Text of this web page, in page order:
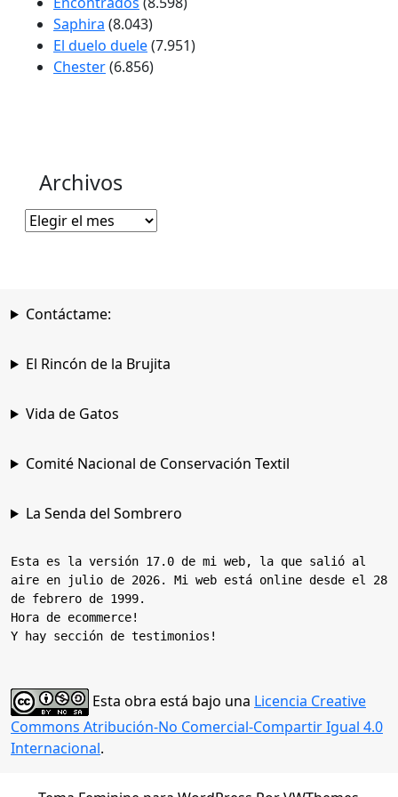
Saphira (8.043)
El duelo duele(7.951)
Chester(6.856)
Archivos
Archivos
Contáctame:
El Rincón de la Brujita
Vida de Gatos
Comité Nacional de Conservación Textil
La Senda del Sombrero
Esta es la versión 17.0 de mi web, la que salió al
aire en julio de 2026. Mi web está online desde el 28
de febrero de 1999.
Hora de ecommerce!
Y hay sección de testimonios!
Esta obra está bajo una Licencia Creative
Commons Atribución-No Comercial-Compartir Igual 4.0
Internacional.